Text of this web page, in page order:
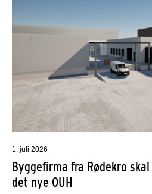
1. juli 2026
Byggefirma fra Rødekro
det nye OUH